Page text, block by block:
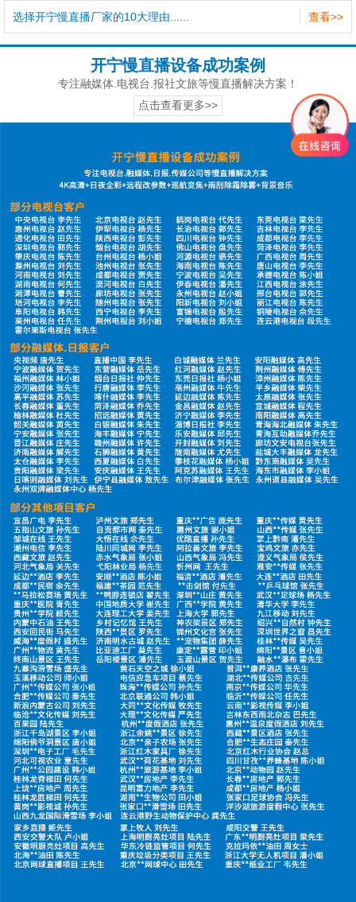
查看>>
选择开宁慢直播厂家的10大理由......
开宁慢直播设备成功案例
专注融媒体.电视台.报社文旅等慢直播解决方案！
点击查看更多>>